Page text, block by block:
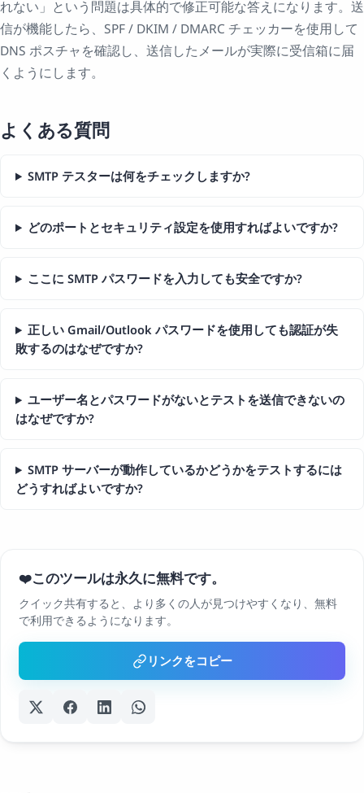
れない」という問題は具体的で修正可能な答えになります。送
信が機能したら、SPF / DKIM / DMARC チェッカーを使用して
DNS ポスチャを確認し、送信したメールが実際に受信箱に届
くようにします。
よくある質問
SMTP テスターは何をチェックしますか?
どのポートとセキュリティ設定を使用すればよいですか?
ここに SMTP パスワードを入力しても安全ですか?
正しい Gmail/Outlook パスワードを使用しても認証が失
敗するのはなぜですか?
ユーザー名とパスワードがないとテストを送信できないの
はなぜですか?
SMTP サーバーが動作しているかどうかをテストするには
どうすればよいですか?
❤️このツールは永久に無料です。
クイック共有すると、より多くの人が見つけやすくなり、無料
で利用できるようになります。
リンクをコピー